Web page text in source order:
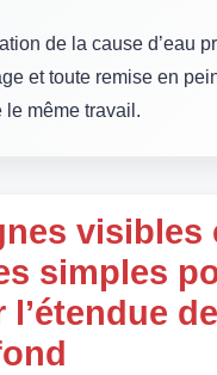
de la cause d’eau
et toute remise en
le même travail.
visibles
simples
l’étendue